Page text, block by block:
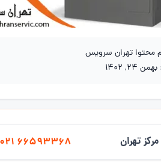
محتوا تهران سرویس
بهمن 24, 1402
مرکز تهران 021 66593368